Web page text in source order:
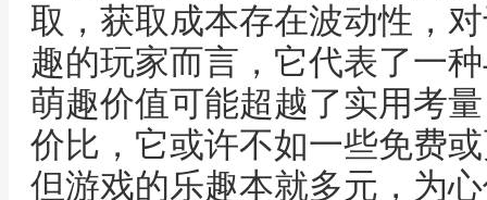
取，获取成本存在波动性，
趣的玩家而言，它代表了一
萌趣价值可能超越了实用考
价比，它或许不如一些免费
但游戏的乐趣本就多元，为